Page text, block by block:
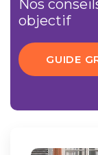
Nos
objectif
GUIDE